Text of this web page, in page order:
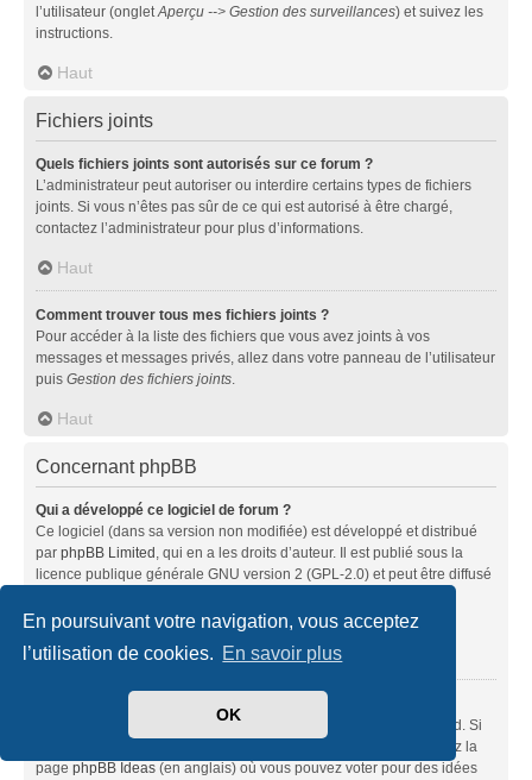
En poursuivant votre navigation, vous acceptez
l’utilisation de cookies. En savoir plus
OK
l’utilisateur (ongletAperçu --> Gestion des surveillances) et suivez les
instructions.
Haut
Fichiers joints
Quels fichiers joints sont autorisés sur ce forum ?
L’administrateur peut autoriser ou interdire certains types de fichiers
joints. Si vous n’êtes pas sûr de ce qui est autorisé à être chargé,
contactez l’administrateur pour plus d’informations.
Haut
Comment trouver tous mes fichiers joints ?
Pour accéder à la liste des fichiers que vous avez joints à vos
messages et messages privés, allez dans votre panneau de l’utilisateur
puis Gestion des fichiers joints.
Haut
Concernant phpBB
Qui a développé ce logiciel de forum ?
Ce logiciel (dans sa version non modifiée) est développé et distribué
par phpBB Limited, qui en a les droits d’auteur. Il est publié sous la
licence publique générale GNU version 2 (GPL-2.0) et peut être diffusé
À propos de phpBB» (en anglais).
Haut
Ce logiciel a été développé et mis sous licence par phpBB Limited. Si
vous pensez qu’une fonctionnalité nécessite d’être ajoutée, visitez la
page phpBB Ideas (en anglais) où vous pouvez voter pour des idées